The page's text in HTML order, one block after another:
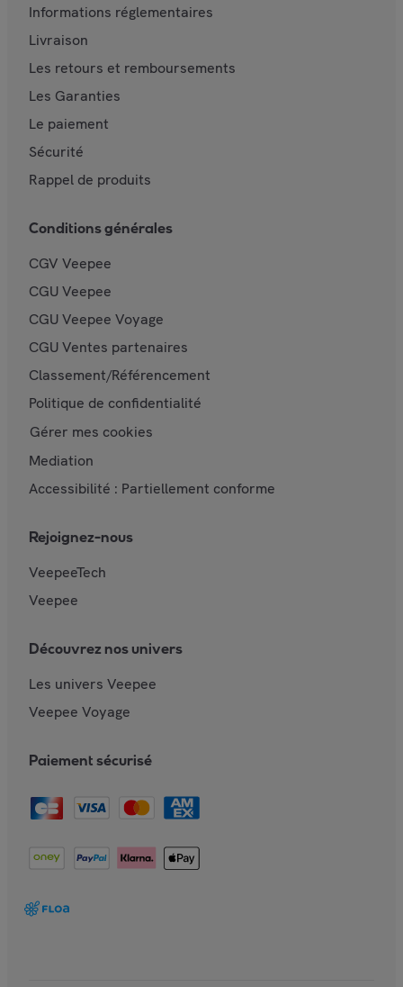
Informations réglementaires
Livraison
Les retours et remboursements
Les Garanties
Le paiement
Sécurité
Rappel de produits
Conditions générales
CGV Veepee
CGU Veepee
CGU Veepee Voyage
CGU Ventes partenaires
Classement/Référencement
Politique de confidentialité
Gérer mes cookies
Mediation
Accessibilité : Partiellement conforme
Rejoignez-nous
VeepeeTech
Veepee
Découvrez nos univers
Les univers Veepee
Veepee Voyage
Paiement sécurisé